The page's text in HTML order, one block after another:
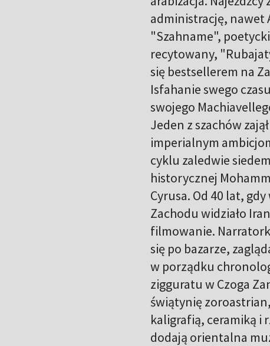
administrację, nawet
"Szahname",
recytowany,
się bestsellerem na
Isfahanie swego
swojego
Jeden z szachów
imperialnym
cyklu zaledwie
historycznej
Cyrusa. Od 40 lat,
Zachodu widziało
filmowanie.
się po bazarze,
w porządku
zigguratu w Czoga
świątynię
kaligrafią, ceramiką i
dodają orientalna